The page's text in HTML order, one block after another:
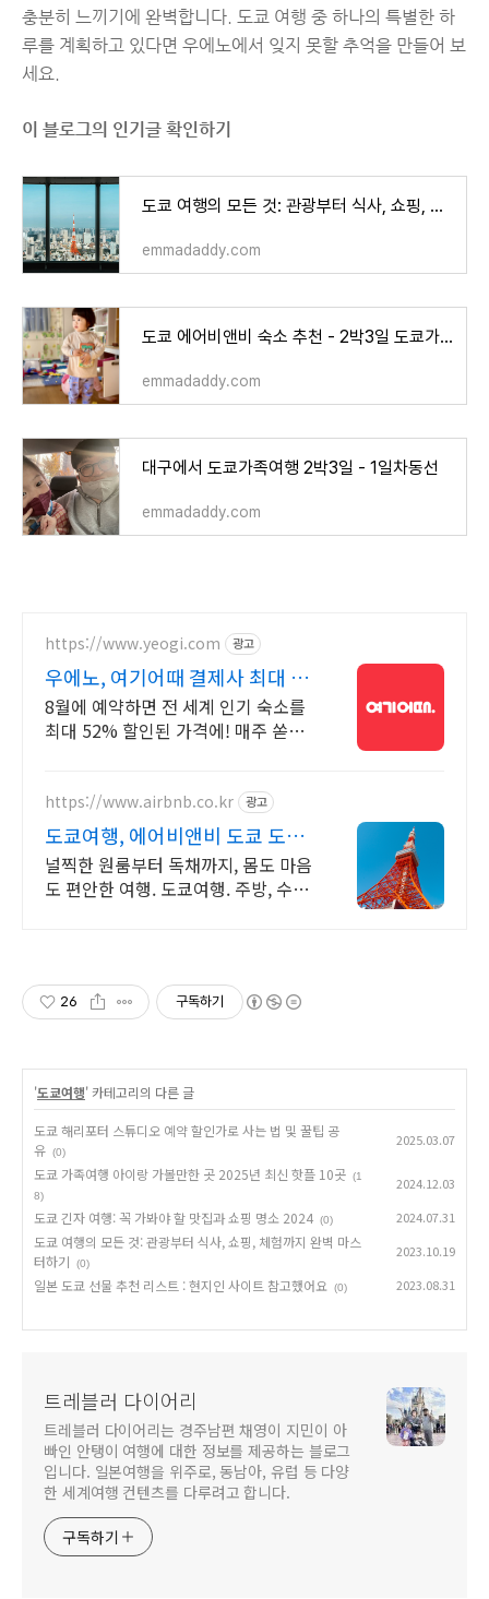
충분히 느끼기에 완벽합니다. 도쿄 여행 중 하나의 특별한 하
루를 계획하고 있다면 우에노에서 잊지 못할 추억을 만들어 보
세요.
이 블로그의 인기글 확인하기
도쿄 여행의 모든 것: 관광부터 식사, 쇼핑, 체험까지 완벽 마스터하기
emmadaddy.com
도쿄 에어비앤비 숙소 추천 - 2박3일 도쿄가족여행준비
emmadaddy.com
대구에서 도쿄가족여행 2박3일 - 1일차동선
emmadaddy.com
https://www.yeogi.com 광고
우에노, 여기어때 결제사 최대 2
만원 추가할인
8월에 예약하면 전 세계 인기 숙소를
최대 52% 할인된 가격에! 매주 쏟아
https://www.airbnb.co.kr 광고
도쿄여행, 에어비앤비 도쿄 도심
속 나만의 숙소
널찍한 원룸부터 독채까지, 몸도 마음
도 편안한 여행. 도쿄여행. 주방, 수영
26 구독하기
'도쿄여행' 카테고리의 다른 글
도쿄 해리포터 스튜디오 예약 할인가로 사는 법 및 꿀팁 공
유 (0)
2025.03.07
도쿄 가족여행 아이랑 가볼만한 곳 2025년 최신 핫플 10곳 (1
8)
2024.12.03
도쿄 긴자 여행: 꼭 가봐야 할 맛집과 쇼핑 명소 2024 (0) 2024.07.31
도쿄 여행의 모든 것: 관광부터 식사, 쇼핑, 체험까지 완벽 마스
터하기
(0)
2023.10.19
일본 도쿄 선물 추천 리스트 : 현지인 사이트 참고했어요 (0) 2023.08.31
트레블러 다이어리
트레블러 다이어리는 경주남편 채영이 지민이 아
빠인 안탱이 여행에 대한 정보를 제공하는 블로그
입니다. 일본여행을 위주로, 동남아, 유럽 등 다양
한 세계여행 컨텐츠를 다루려고 합니다.
구독하기